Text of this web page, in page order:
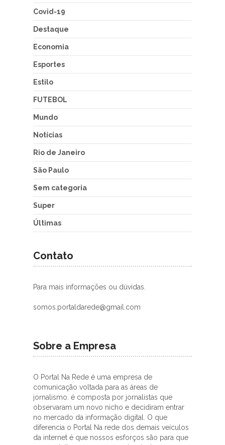
Covid-19
Destaque
Economia
Esportes
Estilo
FUTEBOL
Mundo
Notícias
Rio de Janeiro
São Paulo
Sem categoria
Super
Últimas
Contato
Para mais informações ou dúvidas.
somos.portaldarede@gmail.com
Sobre a Empresa
O Portal Na Rede é uma empresa de
comunicação voltada para as áreas de
jornalismo. é composta por jornalistas que
observaram um novo nicho e decidiram entrar
no mercado da informação digital. O que
diferencia o Portal Na rede dos demais veículos
da internet é que nossos esforços são para que